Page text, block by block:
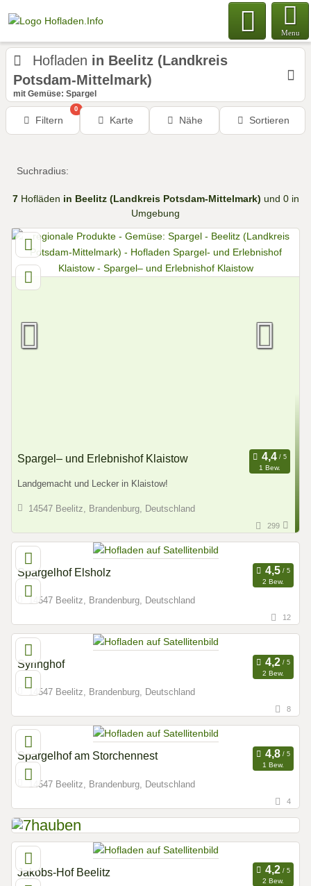
Menu
Hofladen in Beelitz (Landkreis
Potsdam-Mittelmark)
mit Gemüse: Spargel
Filtern
0
Karte Nähe Sortieren
Suchradius:
7Hofläden in Beelitz (Landkreis Potsdam-Mittelmark) und 0 in
Umgebung
Spargel– und Erlebnishof Klaistow
1 Bew.
Landgemacht und Lecker in Klaistow!
14547 Beelitz, Brandenburg, Deutschland
299
Spargelhof Elsholz
2 Bew.
14547 Beelitz, Brandenburg, Deutschland
12
Syringhof
2 Bew.
14547 Beelitz, Brandenburg, Deutschland
8
Spargelhof am Storchennest
1 Bew.
14547 Beelitz, Brandenburg, Deutschland
4
Jakobs-Hof Beelitz
2 Bew.